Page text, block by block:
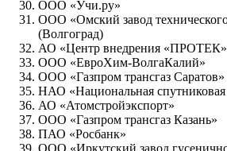
ООО «Учи.ру»
ООО «Омский завод технического
(Волгоград)
АО «Центр внедрения «ПРОТЕК»
ООО «ЕвроХим-ВолгаКалий»
ООО «Газпром трансгаз Саратов»
НАО «Национальная
АО «Атомстройэкспорт»
ООО «Газпром трансгаз Казань»
ПАО «Росбанк»
ООО «Иркутский завод